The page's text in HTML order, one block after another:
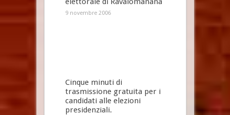
9 novembre 2006
Cinque minuti di
trasmissione gratuita per i
candidati alle elezioni
presidenziali.